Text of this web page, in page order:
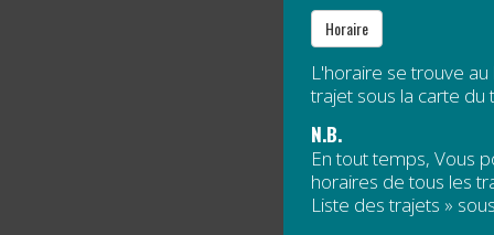
Publié
Horaire
L'horaire se trouve
trajet sous la carte du
N.B.
En tout temps, Vous
horaires de tous les
Liste des trajets »